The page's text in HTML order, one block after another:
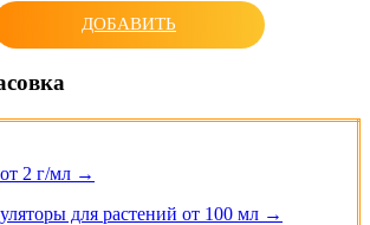
ДОБАВИТЬ
2 г/мл →
для растений от 100 мл →